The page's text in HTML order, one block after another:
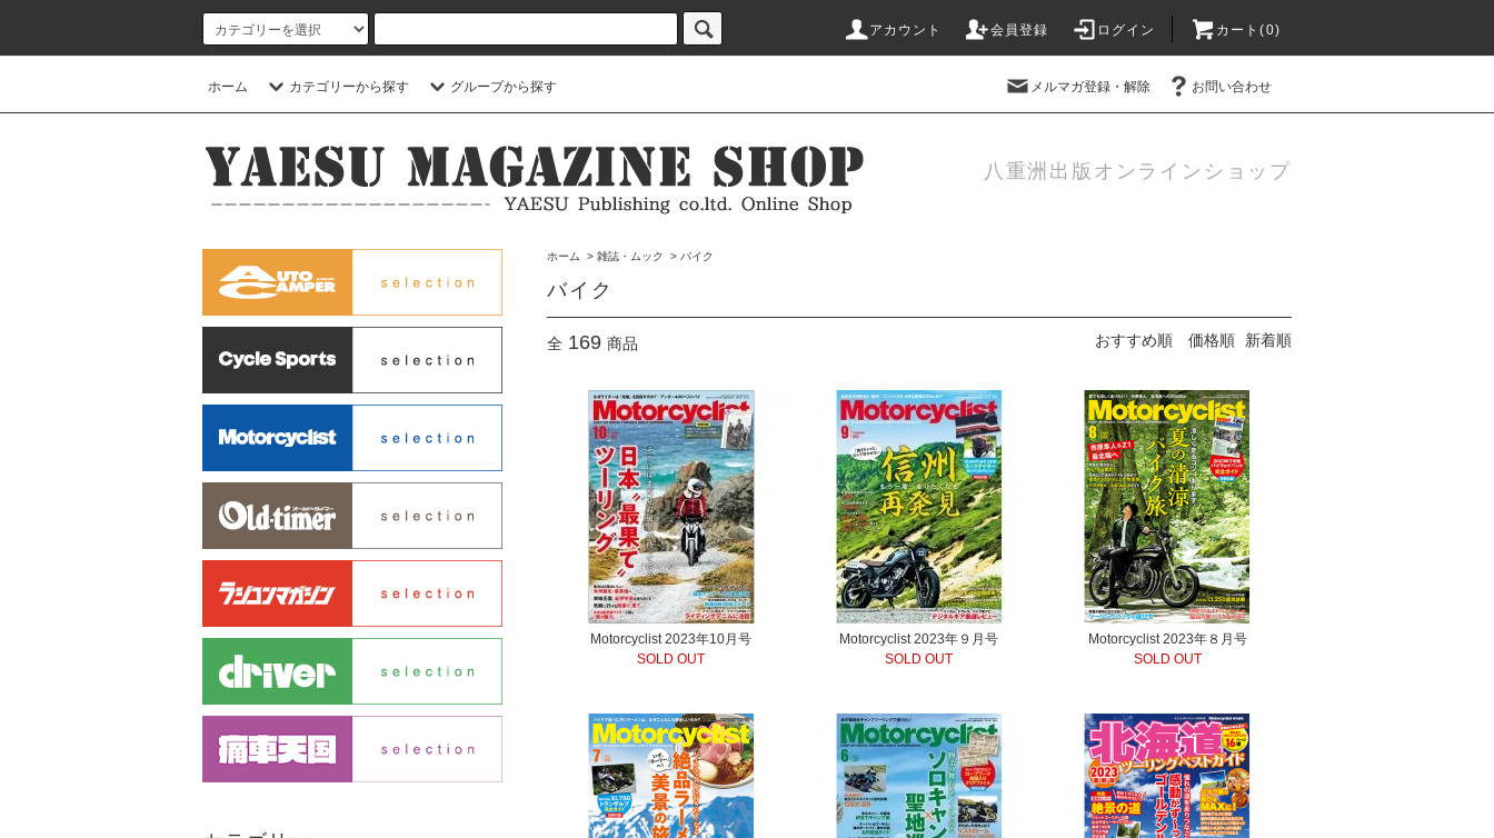
アカウント 会員登録 ログイン カート(0)
ホーム カテゴリーから探す グループから探す メルマガ登録・解除 お問い合わせ
八重洲出版オンラインショップ
ホーム > 雑誌・ムック > バイク
バイク
全 169 商品 おすすめ順 価格順 新着順
Motorcyclist 2023年10月号
SOLD OUT
Motorcyclist 2023年９月号
SOLD OUT
Motorcyclist 2023年８月号
SOLD OUT